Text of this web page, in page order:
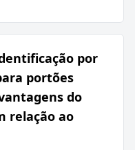
por
portões
do
relação ao